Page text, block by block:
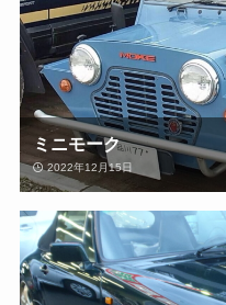
ミニモーク
2022年12月15日